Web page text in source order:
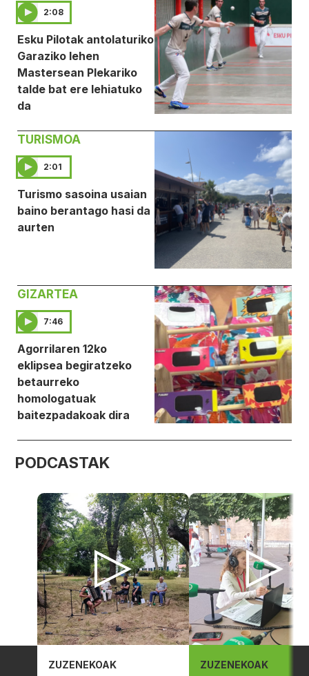
2:08
Esku Pilotak antolaturiko
Garaziko lehen
Mastersean Plekariko
talde bat ere lehiatuko
da
TURISMOA
2:01
Turismo sasoina usaian
baino berantago hasi da
aurten
GIZARTEA
7:46
Agorrilaren 12ko
eklipsea begiratzeko
betaurreko
homologatuak
baitezpadakoak dira
PODCASTAK
ZUZENEKOAK ZUZENEKOAK